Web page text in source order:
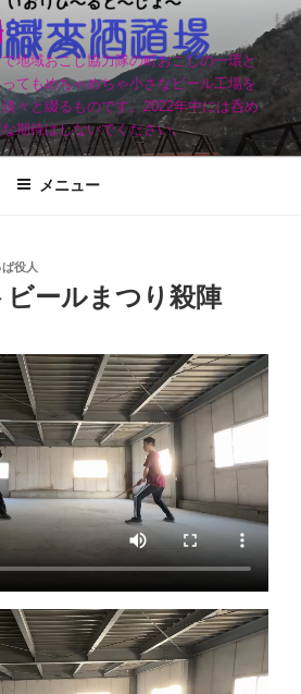
地域おこし協力隊の町おこしの一環と
てもめちゃめちゃ小さなビール工場を
々と綴るものです。2022年中には呑め
期待はしないでください。
メニュー
役人
ビールまつり殺陣